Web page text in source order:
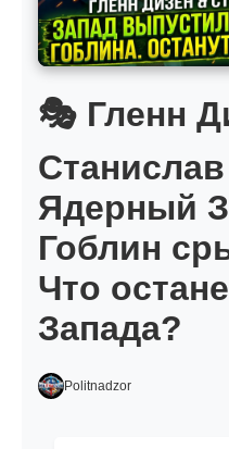
🎭 Гленн
Ядерный
Гоблин
Что
Запада?
Politnadzor